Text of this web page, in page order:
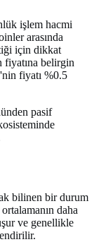
işlem hacmi
arasında
için dikkat
fiyatına belirgin
fiyatı %0.5
pasif
bilinen bir durum
daha
ve genellikle